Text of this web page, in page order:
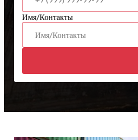
Имя/Контакты